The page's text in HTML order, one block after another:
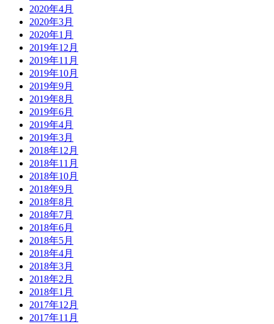
2020年4月
2020年3月
2020年1月
2019年12月
2019年11月
2019年10月
2019年9月
2019年8月
2019年6月
2019年4月
2019年3月
2018年12月
2018年11月
2018年10月
2018年9月
2018年8月
2018年7月
2018年6月
2018年5月
2018年4月
2018年3月
2018年2月
2018年1月
2017年12月
2017年11月